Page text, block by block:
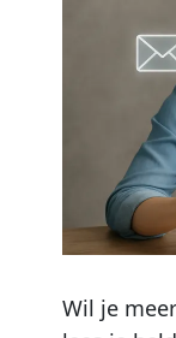
Wil je